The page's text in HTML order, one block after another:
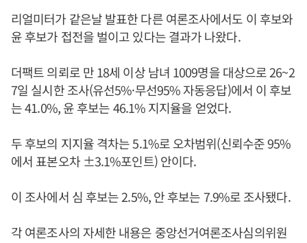
리얼미터가 같은날 발표한 다른 여론조사에서도 이 후보와
윤 후보가 접전을 벌이고 있다는 결과가 나왔다.
더팩트 의뢰로 만 18세 이상 남녀 1009명을 대상으로 26~2
7일 실시한 조사(유선5%·무선95% 자동응답)에서 이 후보
는 41.0%, 윤 후보는 46.1% 지지율을 얻었다.
두 후보의 지지율 격차는 5.1%로 오차범위(신뢰수준 95%
에서 표본오차 ±3.1%포인트) 안이다.
이 조사에서 심 후보는 2.5%, 안 후보는 7.9%로 조사됐다.
각 여론조사의 자세한 내용은 중앙선거여론조사심의위원